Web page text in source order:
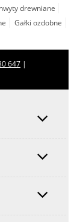
drewniane
Gałki ozdobne
647 |